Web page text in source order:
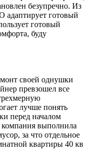
безупречно. Из
готовый
готовый
буду
своей однушки
превзошел все
лучше понять
перед началом
выполнила
за что отдельное
квартиры 40 кв